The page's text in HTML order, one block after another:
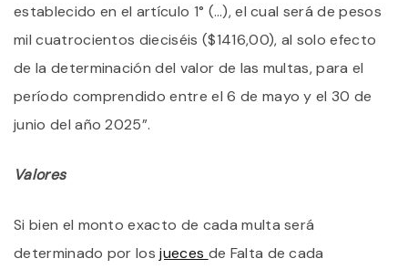
establecido en el artículo 1° (…), el cual será de pesos
mil cuatrocientos dieciséis ($1416,00), al solo efecto
de la determinación del valor de las multas, para el
período comprendido entre el 6 de mayo y el 30 de
junio del año 2025”.
Valores
Si bien el monto exacto de cada multa será
determinado por losjueces de Falta de cada